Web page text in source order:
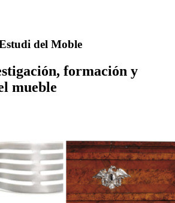
del Moble
formación y
mueble